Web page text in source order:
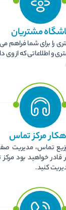
مشتریان
را برای شما فراهم
و اطلاعاتی که از وی
مرکز تماس
توزیع تماس،
قادر خواهید بود
کنید.